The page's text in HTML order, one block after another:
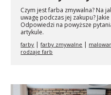
Czym jest farba zmywalna? Na
uwagę podczas jej zakupu?
Odpowiedzi na powyższe
artykule.
farby |farby zmywalne |
rodzaje farb